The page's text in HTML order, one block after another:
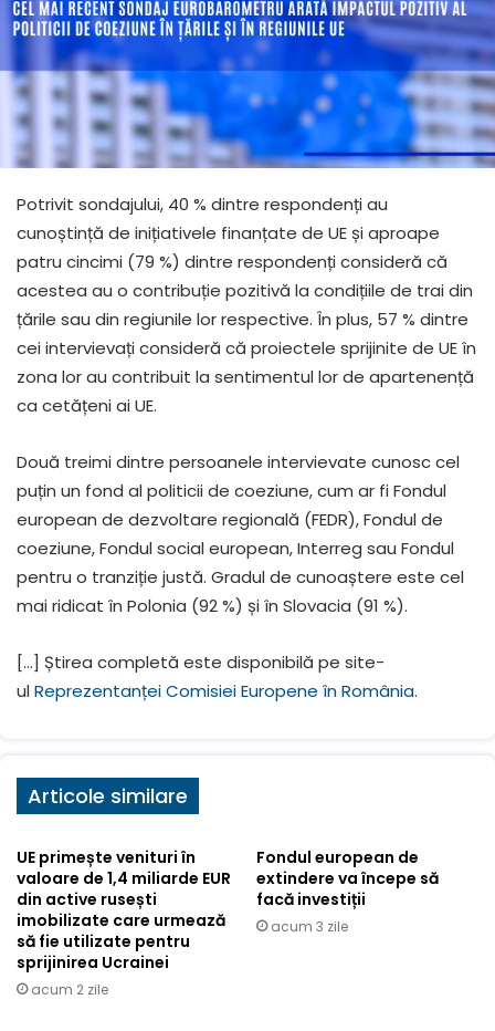
Potrivit sondajului, 40 % dintre respondenți au
cunoștință de inițiativele finanțate de UE și aproape
patru cincimi (79 %) dintre respondenți consideră că
acestea au o contribuție pozitivă la condițiile de trai din
țările sau din regiunile lor respective. În plus, 57 % dintre
cei intervievați consideră că proiectele sprijinite de UE în
zona lor au contribuit la sentimentul lor de apartenență
ca cetățeni ai UE.
Două treimi dintre persoanele intervievate cunosc cel
puțin un fond al politicii de coeziune, cum ar fi Fondul
european de dezvoltare regională (FEDR), Fondul de
coeziune, Fondul social european, Interreg sau Fondul
pentru o tranziție justă. Gradul de cunoaștere este cel
mai ridicat în Polonia (92 %) și în Slovacia (91 %).
[…] Știrea completă este disponibilă pe site-
ulReprezentanței Comisiei Europene în România.
Articole similare
UE primește venituri în
valoare de 1,4 miliarde EUR
din active rusești
imobilizate care urmează
să fie utilizate pentru
sprijinirea Ucrainei
acum 2 zile
Fondul european de
extindere va începe să
facă investiții
acum 3 zile